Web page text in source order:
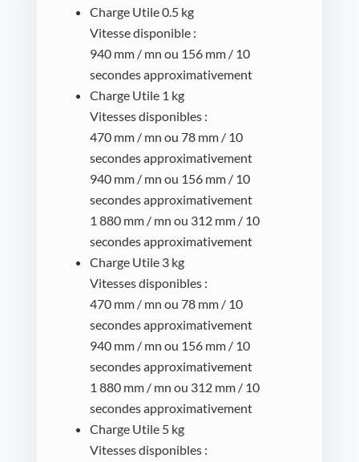
Charge Utile 0.5 kg
Vitesse disponible :
940 mm / mn ou 156 mm / 10
secondes approximativement
Charge Utile 1 kg
Vitesses disponibles :
470 mm / mn ou 78 mm / 10
secondes approximativement
940 mm / mn ou 156 mm / 10
secondes approximativement
1 880 mm / mn ou 312 mm / 10
secondes approximativement
Charge Utile 3 kg
Vitesses disponibles :
470 mm / mn ou 78 mm / 10
secondes approximativement
940 mm / mn ou 156 mm / 10
secondes approximativement
1 880 mm / mn ou 312 mm / 10
secondes approximativement
Charge Utile 5 kg
Vitesses disponibles :